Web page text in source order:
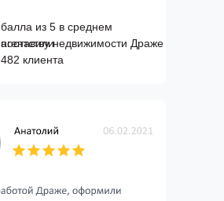
балла из 5 в среднем
поставили
агентству недвижимости Драже
482 клиента